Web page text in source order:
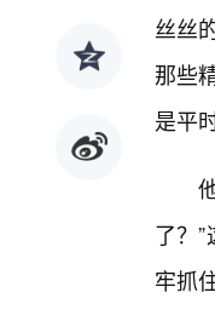
丝丝
那些
是平
了？
牢抓